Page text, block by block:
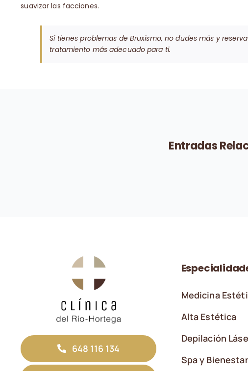
suavizar las facciones.
Si tienes problemas de Bruxismo, no dudes más y
tratamiento más adecuado para ti.
Entradas
648 116 134
Medicina
Alta Estética
Depilación
Spa y Bienestar